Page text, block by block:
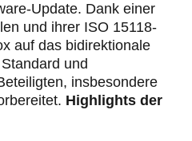
Update. Dank einer
und ihrer ISO 15118-
auf das bidirektionale
und
insbesondere
Highlights der